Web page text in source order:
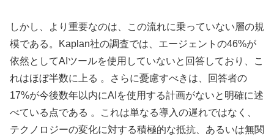
しかし、より重要なのは、この流れに乗っていない層の規
模である。Kaplan社の調査では、エージェントの46%が
依然としてAIツールを使用していないと回答しており、こ
れはほぼ半数に上る 。さらに憂慮すべきは、回答者の
17%が今後数年以内にAIを使用する計画がないと明確に述
べている点である 。これは単なる導入の遅れではなく、
テクノロジーの変化に対する積極的な抵抗、あるいは無関